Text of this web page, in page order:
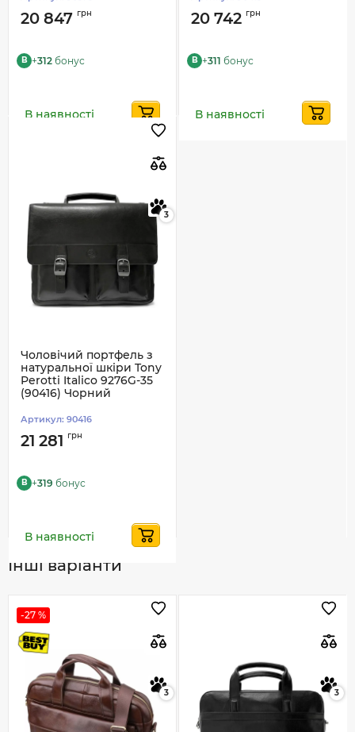
20 847 грн
B +312 бонус
В наявності
20 742 грн
B +311 бонус
В наявності
3
Чоловічий портфель з
натуральної шкіри Tony
Perotti Italico 9276G-35
(90416) Чорний
Артикул: 90416
21 281 грн
B +319 бонус
В наявності
Інші варіанти
-27 %
3 3